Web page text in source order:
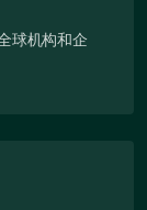
球机构和企